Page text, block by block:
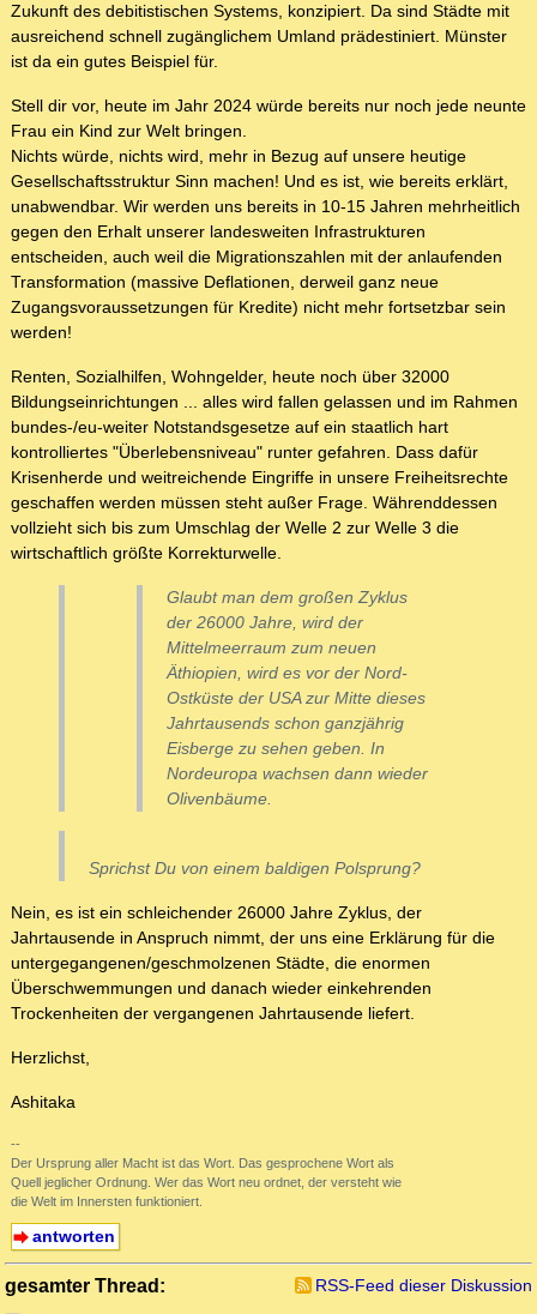
Zukunft des debitistischen Systems, konzipiert. Da sind Städte mit
ausreichend schnell zugänglichem Umland prädestiniert. Münster
ist da ein gutes Beispiel für.
Stell dir vor, heute im Jahr 2024 würde bereits nur noch jede neunte
Frau ein Kind zur Welt bringen.
Nichts würde, nichts wird, mehr in Bezug auf unsere heutige
Gesellschaftsstruktur Sinn machen! Und es ist, wie bereits erklärt,
unabwendbar. Wir werden uns bereits in 10-15 Jahren mehrheitlich
gegen den Erhalt unserer landesweiten Infrastrukturen
entscheiden, auch weil die Migrationszahlen mit der anlaufenden
Transformation (massive Deflationen, derweil ganz neue
Zugangsvoraussetzungen für Kredite) nicht mehr fortsetzbar sein
werden!
Renten, Sozialhilfen, Wohngelder, heute noch über 32000
Bildungseinrichtungen ... alles wird fallen gelassen und im Rahmen
bundes-/eu-weiter Notstandsgesetze auf ein staatlich hart
kontrolliertes "Überlebensniveau" runter gefahren. Dass dafür
Krisenherde und weitreichende Eingriffe in unsere Freiheitsrechte
geschaffen werden müssen steht außer Frage. Währenddessen
vollzieht sich bis zum Umschlag der Welle 2 zur Welle 3 die
wirtschaftlich größte Korrekturwelle.
Glaubt man dem großen Zyklus
der 26000 Jahre, wird der
Mittelmeerraum zum neuen
Äthiopien, wird es vor der Nord-
Ostküste der USA zur Mitte dieses
Jahrtausends schon ganzjährig
Eisberge zu sehen geben. In
Nordeuropa wachsen dann wieder
Olivenbäume.
Sprichst Du von einem baldigen Polsprung?
Nein, es ist ein schleichender 26000 Jahre Zyklus, der
Jahrtausende in Anspruch nimmt, der uns eine Erklärung für die
untergegangenen/geschmolzenen Städte, die enormen
Überschwemmungen und danach wieder einkehrenden
Trockenheiten der vergangenen Jahrtausende liefert.
Herzlichst,
Ashitaka
--
Der Ursprung aller Macht ist das Wort. Das gesprochene Wort als
Quell jeglicher Ordnung. Wer das Wort neu ordnet, der versteht wie
die Welt im Innersten funktioniert.
antworten
gesamter Thread:
RSS-Feed dieser Diskussion